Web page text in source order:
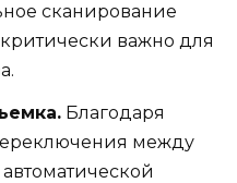
сканирование
важно для
Благодаря
между